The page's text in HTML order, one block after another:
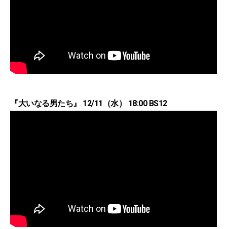
『大いなる男たち』 12/11（水） 18:00 BS12